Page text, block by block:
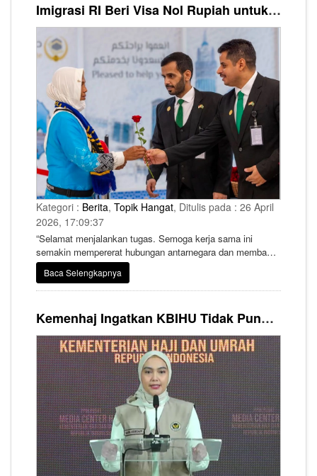
Imigrasi RI Beri Visa Nol Rupiah untuk Petugas Makkah Route
Kategori : Berita, Topik Hangat, Ditulis pada : 26 April
2026, 17:09:37
“Selamat menjalankan tugas. Semoga kerja sama ini
semakin mempererat hubungan antarnegara dan membawa
manfaat bagi umat,” katanya.
Baca Selengkapnya
Kemenhaj Ingatkan KBIHU Tidak Pungut Biaya Tambahan Apapun dari Jemaah Haji